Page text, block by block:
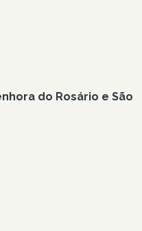
do Rosário e São